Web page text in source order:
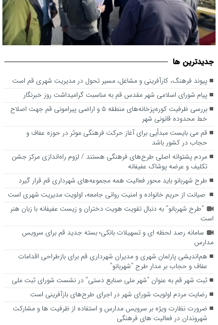
اصلاح خط محدوده قانونی شهر
جديدترين ها
پیوند فرهنگ، کارآفرینی و مشاغل، مسیر تحول در مدیریت شهری قم است
پیام شورای اسلامی شهر مقدس قم به مناسبت گرامیداشت روز خبرنگار
بررسی ظرفیت کوره‌پزخانه‌های منطقه ۵ و اراضی پیرامونی قم جهت اصلاح
خط محدوده قانونی شهر
قم می بایست مبدأیی برای آغاز حرکت فرهنگی موثر در حوزه عفاف و
حجاب در کشور باشد
مردم پشتوانه اصلی طرح‌های فرهنگی هستند / لزوم راه‌اندازی مرکز جشن
تکلیف و عرضه پوشاک عفیفانه
طرح شهربانو باید محور فعالیت همه مجموعه‌های شهرداری قم قرار گیرد
صیانت از حریم خانواده و امنیت روانی جامعه، اولویت مدیریت شهری است
“طرح شهربانو” به دنبال تقویت هویت دختران و زیست عفیفانه با زبان هنر
است
سامانه رصد لحظه ای و تسهیلات بانکی؛ بسته جدید قم برای سرویس
مدارس
هم‌اندیشی پارلمان شهری و مدیران شهرداری قم برای بازطراحی اقدامات
عفاف و حجاب بر مدار طرح “شهربانو”
ثبت شهر قم به عنوان “شهر ملی صنایع دستی” در نشست شورای ثبت ملی
رضایت مردم اولویت شورای شهر در اجرای طرح‌های بازآفرینی است
ضرورت نظارت ویژه بر سرویس مدارس و استفاده از ظرفیت ها و مشارکت
شهروندان در فعالیت های فرهنگی